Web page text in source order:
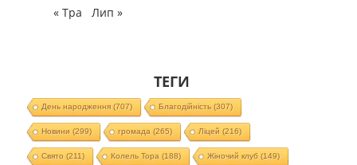
« Тра
Лип »
ТЕГИ
День народження(707) Благодійність (307)
Новини (299) громада (265) Ліцей (216)
Свято (211) Колель Тора (188) Жіночий клуб (149)